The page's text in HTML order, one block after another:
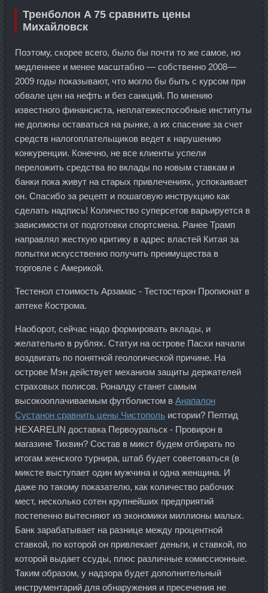
Тренболон A 75 сравнить цены
Михайловск
Поэтому, скорее всего, было бы почти то же самое, но
медленнее и менее масштабно — собственно 2008—
2009 годы показывают, что могло бы быть с курсом при
обвале цен на нефть и без санкций. По мнению
известного финансиста, неплатежеспособные институты
не должны оставаться на рынке, а их спасение за счет
средств налогоплательщиков ведет к нарушению
конкуренции. Конечно, не все клиенты успели
переложить средства во вклады по новым ставкам и
банки пока живут на старых привлечениях, успокаивает
он. Спасибо за рецепт и пошаговую инструкцию как
сделать надпись! Количество суперсетов варьируется в
зависимости от подготовки спортсмена. Ранее Трамп
направлял жесткую критику в адрес властей Китая за
попытки искусственно получить преимущества в
торговле с Америкой.
Тестенол стоимость Арзамас - Тестостерон Пропионат в
аптеке Кострома.
Наоборот, сейчас надо формировать вклады, и
желательно в рублях. Статуи на острове Пасхи начали
воздвигать по понятной геологической причине. На
острове Мэн действует механизм защиты держателей
страховых полисов. Роналду станет самым
высокооплачиваемым футболистом в Анапалон
Сустанон сравнить цены Чистополь истории? Пептид
HEXARELIN доставка Первоуральск - Провирон в
магазине Тихвин? Состав в микст будем отбирать по
итогам женского турнира, штаб будет советоваться (в
миксте выступает один мужчина и одна женщина. И
даже по такому показателю, как количество рабочих
мест, несколько сотен крупнейших предприятий
постепенно вытесняют из экономики миллионы малых.
Банк зарабатывает на разнице между процентной
ставкой, по которой он привлекает деньги, и ставкой, по
которой выдает ссуды, плюс различные комиссионные.
Таким образом, у надзора будет дополнительный
инструментарий для обнаружения и пресечения не